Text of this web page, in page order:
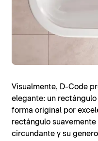
Visualmente, D-Code
elegante: un
forma original por
rectángulo
circundante y su